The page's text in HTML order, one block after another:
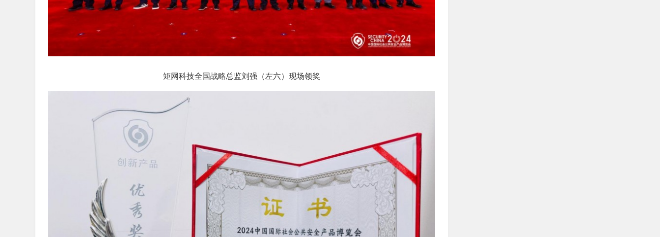
矩网科技全国战略总监刘强（左六）现场领奖